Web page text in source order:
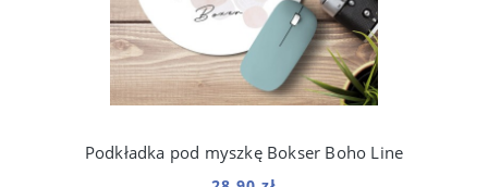
Podkładka pod myszkę Bokser Boho Line